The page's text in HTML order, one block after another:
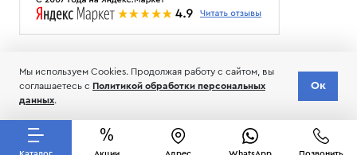
Мы используем Cookies. Продолжая работу с сайтом, вы
соглашаетесь с Политикой обработки персональных
данных.
Ок